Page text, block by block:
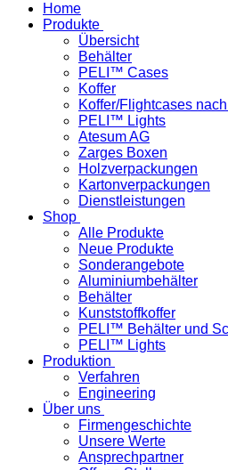
Home
Produkte
Übersicht
Behälter
PELI™ Cases
Koffer
Koffer/Flightcases
PELI™ Lights
Atesum AG
Zarges Boxen
Holzverpackungen
Kartonverpackungen
Dienstleistungen
Shop
Alle Produkte
Neue Produkte
Sonderangebote
Aluminiumbehälter
Behälter
Kunststoffkoffer
PELI™ Behälter und
PELI™ Lights
Produktion
Verfahren
Engineering
Über uns
Firmengeschichte
Unsere Werte
Ansprechpartner